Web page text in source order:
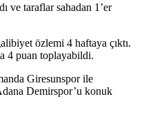
ve taraflar sahadan 1’er
özlemi 4 haftaya çıktı.
4 puan toplayabildi.
Giresunspor ile
Demirspor’u konuk